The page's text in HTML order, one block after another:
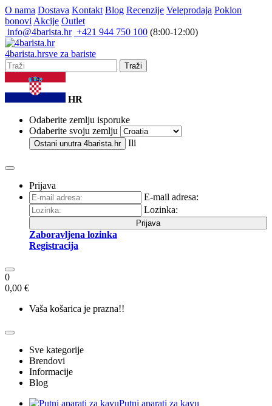
O nama Dostava Kontakt Blog Recenzije Veleprodaja Poklon
bonovi Akcije Outlet
info@4barista.hr +421 944 750 100 (8:00-12:00)
4barista.hrsve za bariste
Traži
HR
Odaberite zemlju isporuke
Odaberite svoju zemlju
Ostani unutra 4barista.hr Ili
Prijava
E-mail adresa:
Lozinka:
Prijava
Zaboravljena lozinka
Registracija
0
0,00 €
Vaša košarica je prazna!!
Sve kategorije
Brendovi
Informacije
Blog
Putni aparati za kavu